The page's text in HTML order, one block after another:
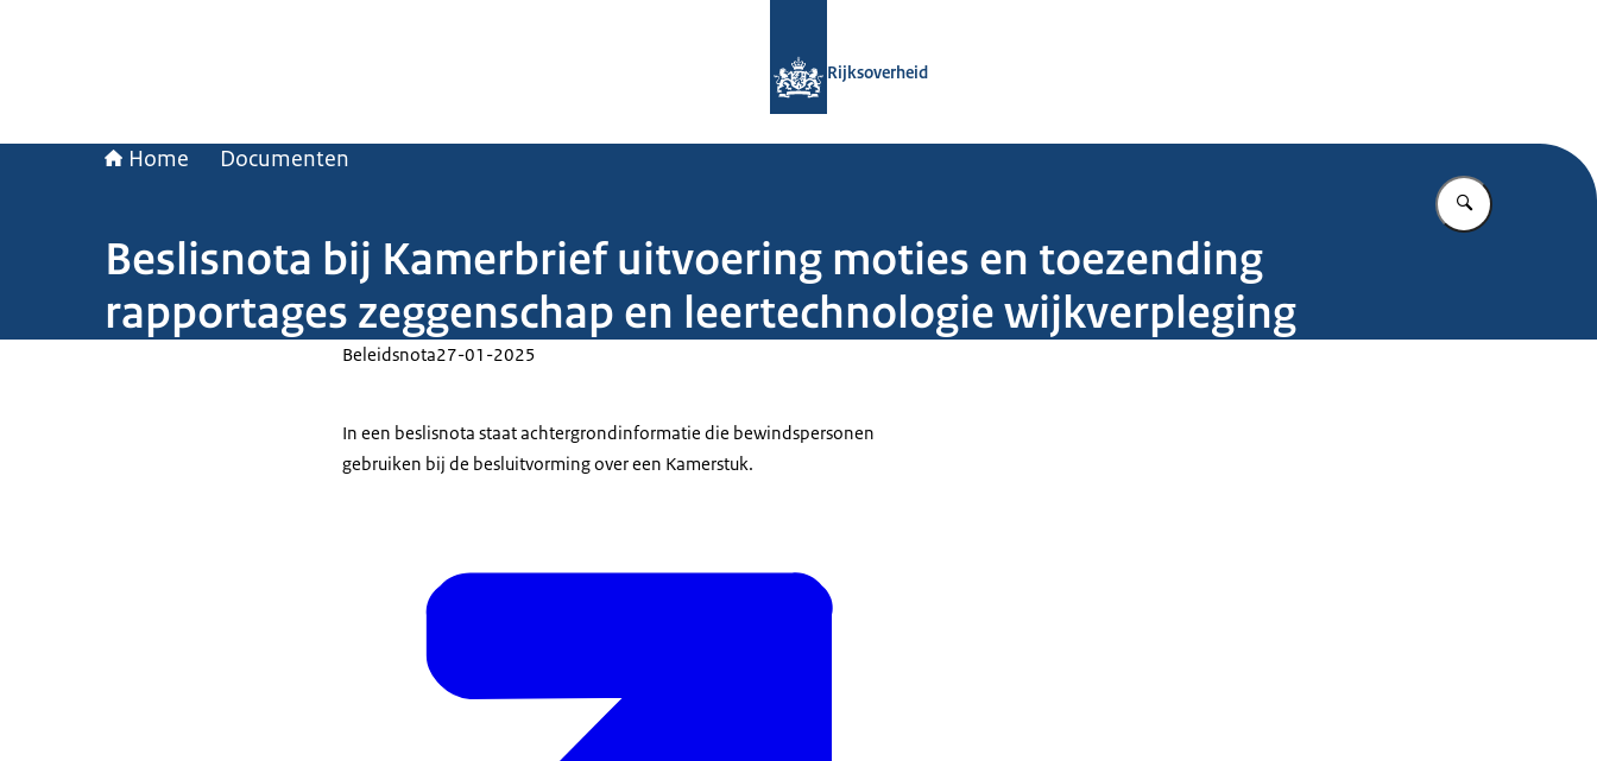
Rijksoverheid
Home Documenten
Vul in wat u
Beslisnota bij Kamerbrief uitvoering moties en toezending
rapportages zeggenschap en leertechnologie wijkverpleging
Beleidsnota27-01-2025
In een beslisnota staat achtergrondinformatie die bewindspersonen
gebruiken bij de besluitvorming over een Kamerstuk.